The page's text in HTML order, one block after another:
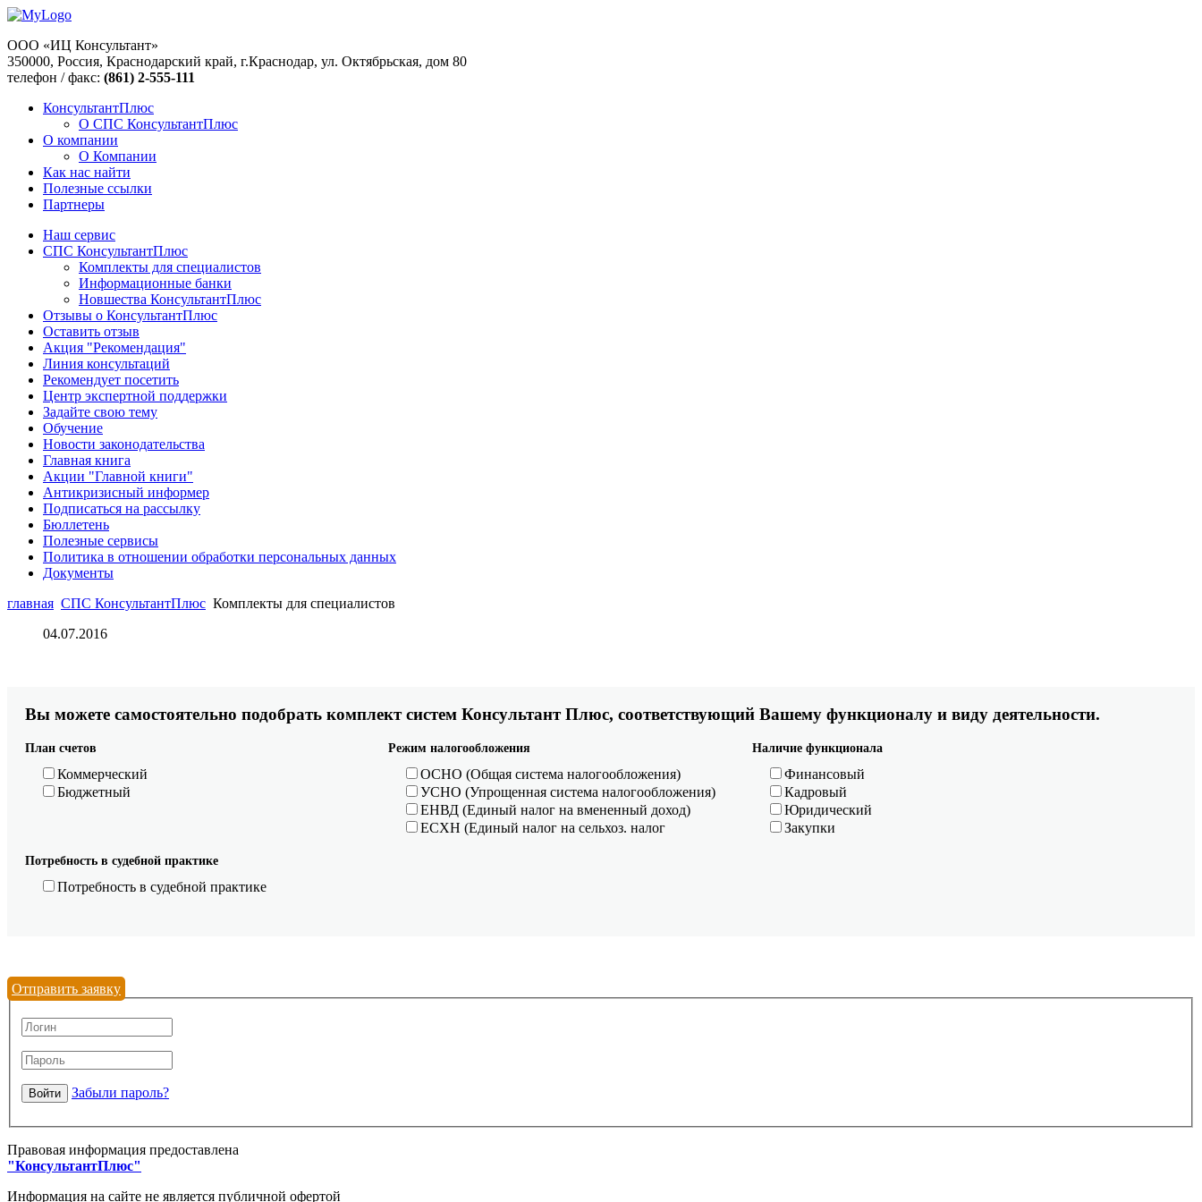
ООО «ИЦ Консультант»
350000, Россия, Краснодарский край, г.Краснодар, ул. Октябрьская, дом 80
телефон / факс: (861) 2-555-111
КонсультантПлюс
О СПС КонсультантПлюс
О компании
О Компании
Как нас найти
Полезные ссылки
Партнеры
Наш сервис
СПС КонсультантПлюс
Комплекты для специалистов
Информационные банки
Новшества КонсультантПлюс
Отзывы о КонсультантПлюс
Оставить отзыв
Акция "Рекомендация"
Линия консультаций
Рекомендует посетить
Центр экспертной поддержки
Задайте свою тему
Обучение
Новости законодательства
Главная книга
Акции "Главной книги"
Антикризисный информер
Подписаться на рассылку
Бюллетень
Полезные сервисы
Политика в отношении обработки персональных данных
Документы
главная СПС КонсультантПлюс Комплекты для специалистов
04.07.2016
Вы можете самостоятельно подобрать комплект систем Консультант Плюс, соответствующий Вашему функционалу и виду деятельности.
План счетов
Коммерческий
Бюджетный
Режим налогообложения
ОСНО (Общая система налогообложения)
УСНО (Упрощенная система налогообложения)
ЕНВД (Единый налог на вмененный доход)
ЕСХН (Единый налог на сельхоз. налог
Наличие функционала
Финансовый
Кадровый
Юридический
Закупки
Потребность в судебной практике
Потребность в судебной практике
Отправить заявку
Забыли пароль?
Правовая информация предоставлена
"КонсультантПлюс"
Информация на сайте не является публичной офертой